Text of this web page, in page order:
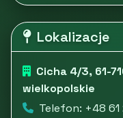
Lokalizacje
Cicha 4/3, 61-
wielkopolskie
Telefon: +48 61